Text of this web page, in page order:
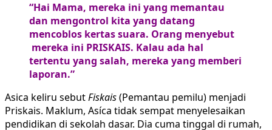
“Hai Mama, mereka ini yang memantau
dan mengontrol kita yang datang
mencoblos kertas suara. Orang menyebut
mereka ini PRISKAIS. Kalau ada hal
tertentu yang salah, mereka yang memberi
laporan.”
Asica keliru sebutFiskais(Pemantau pemilu) menjadi
Priskais. Maklum, Asíca tidak sempat menyelesaikan
pendidikan di sekolah dasar. Dia cuma tinggal di rumah,